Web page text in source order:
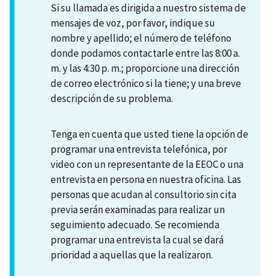
Si su llamada es dirigida a nuestro sistema de
mensajes de voz, por favor, indique su
nombre y apellido; el número de teléfono
donde podamos contactarle entre las 8:00 a.
m. y las 4:30 p. m.; proporcione una dirección
de correo electrónico si la tiene; y una breve
descripción de su problema.
Tenga en cuenta que usted tiene la opción de
programar una entrevista telefónica, por
video con un representante de la EEOC o una
entrevista en persona en nuestra oficina. Las
personas que acudan al consultorio sin cita
previa serán examinadas para realizar un
seguimiento adecuado. Se recomienda
programar una entrevista la cual se dará
prioridad a aquellas que la realizaron.